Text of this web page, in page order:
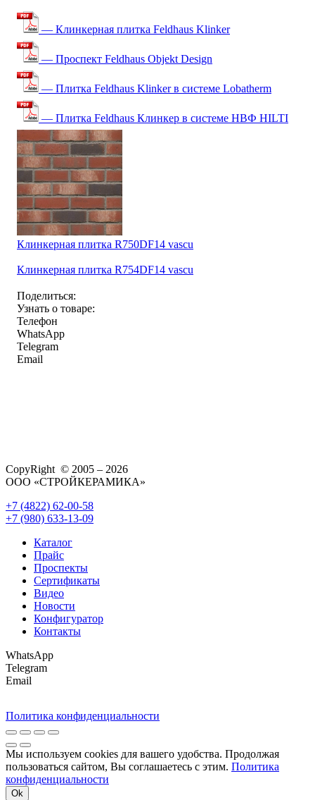
— Клинкерная плитка Feldhaus Klinker
— Проспект Feldhaus Objekt Design
— Плитка Feldhaus Klinker в системе Lobatherm
— Плитка Feldhaus Клинкер в системе НВФ HILTI
Клинкерная плитка R750DF14 vascu
Клинкерная плитка R754DF14 vascu
Поделиться:
Узнать о товаре:
Телефон
WhatsApp
Telegram
Email
CopyRight © 2005 – 2026
ООО «СТРОЙКЕРАМИКА»
+7 (4822) 62-00-58
+7 (980) 633-13-09
Каталог
Прайс
Проспекты
Сертификаты
Видео
Новости
Конфигуратор
Контакты
WhatsApp
Telegram
Email
Политика конфиденциальности
Мы используем cookies для вашего удобства. Продолжая
пользоваться сайтом, Вы соглашаетесь с этим. Политика
конфиденциальности
Ok